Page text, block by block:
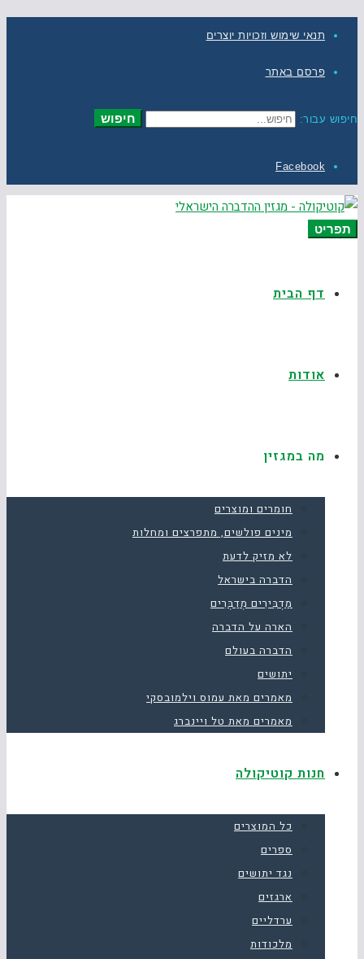
תנאי שימוש וזכויות יוצרים
פרסם באתר
חיפוש עבור: חיפוש
Facebook
תפריט
דף הבית
אודות
מה במגזין
חומרים ומוצרים
מינים פולשים, מתפרצים ומחלות
לא מזיק לדעת
הדברה בישראל
מַדְבִּירִים מְדַבְּרִים
הארה על הדברה
הדברה בעולם
יתושים
מאמרים מאת עמוס וילמובסקי
מאמרים מאת טל ויינברג
חנות קוטיקולה
כל המוצרים
ספרים
נגד יתושים
ארגזים
ערדליים
מלכודות